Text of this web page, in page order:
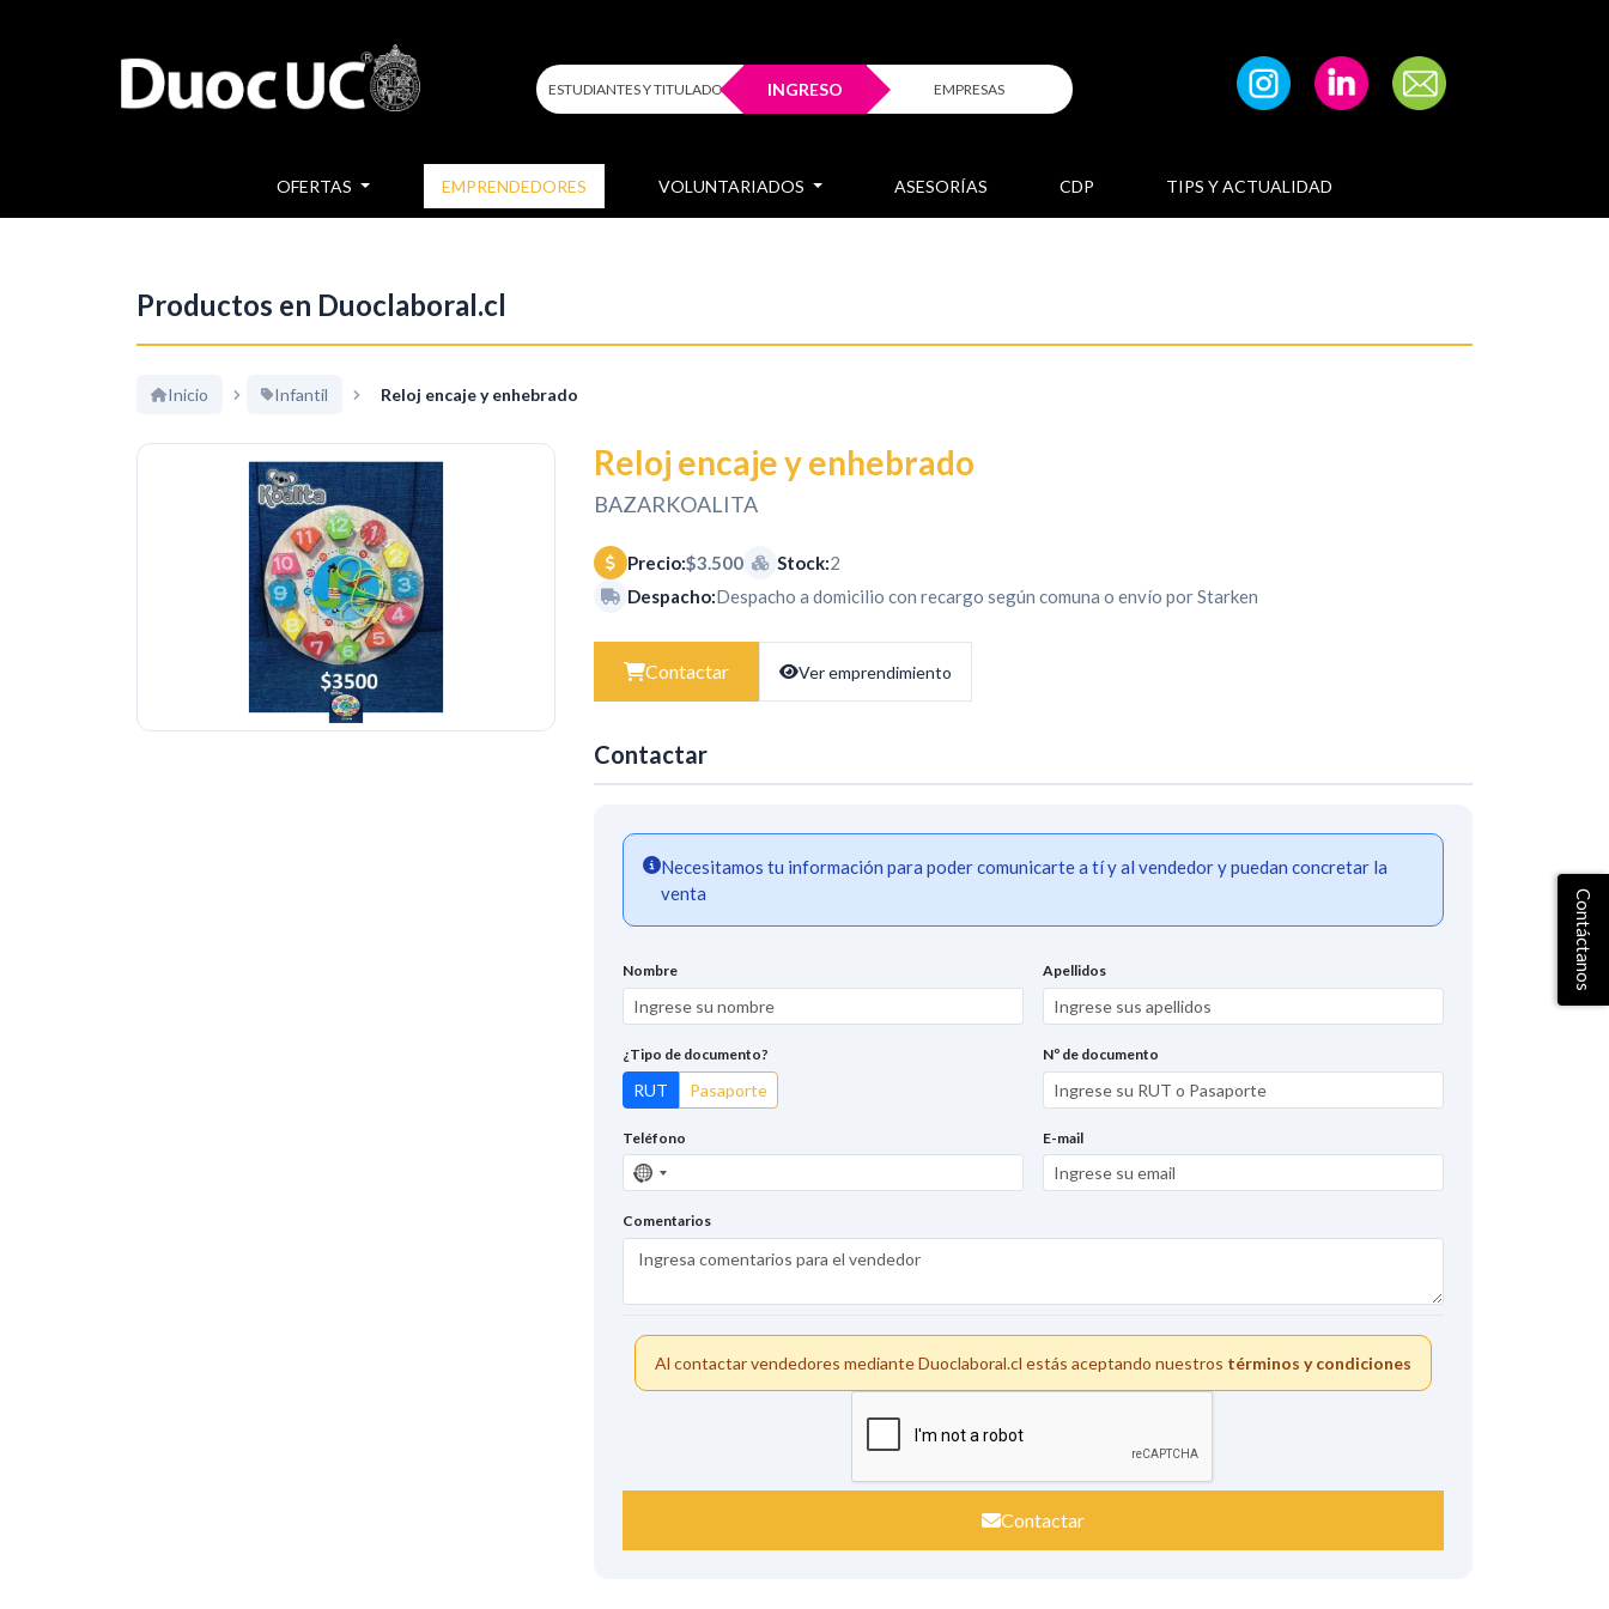
ESTUDIANTES Y TITULADOS INGRESO EMPRESAS
OFERTAS EMPRENDEDORES VOLUNTARIADOS ASESORÍAS CDP TIPS Y ACTUALIDAD
Productos en Duoclaboral.cl
Inicio Infantil Reloj encaje y enhebrado
Reloj encaje y enhebrado
BAZARKOALITA
Precio:$3.500 Stock:2
Despacho:Despacho a domicilio con recargo según comuna o envío por Starken
Contactar Ver emprendimiento
Contactar
Necesitamos tu información para poder comunicarte a tí y al vendedor y puedan concretar la
venta
Nombre Apellidos
¿Tipo de documento?
RUT Pasaporte
Nº de documento
Teléfono
Sin
país
seleccionado
E-mail
Comentarios
Al contactar vendedores mediante Duoclaboral.cl estás aceptando nuestros términos y condiciones
Contactar
Contáctanos